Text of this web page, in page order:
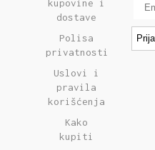
kupovine i
dostave
Polisa
privatnosti
Uslovi i
pravila
korišćenja
Kako
kupiti